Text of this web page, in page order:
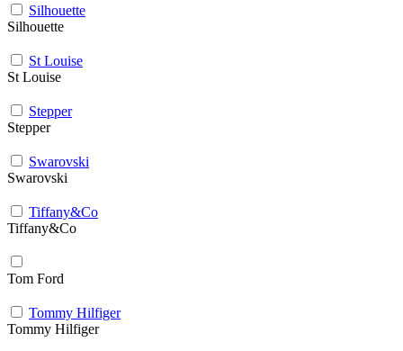
Silhouette
Silhouette
St Louise
St Louise
Stepper
Stepper
Swarovski
Swarovski
Tiffany&Co
Tiffany&Co
Tom Ford
Tommy Hilfiger
Tommy Hilfiger